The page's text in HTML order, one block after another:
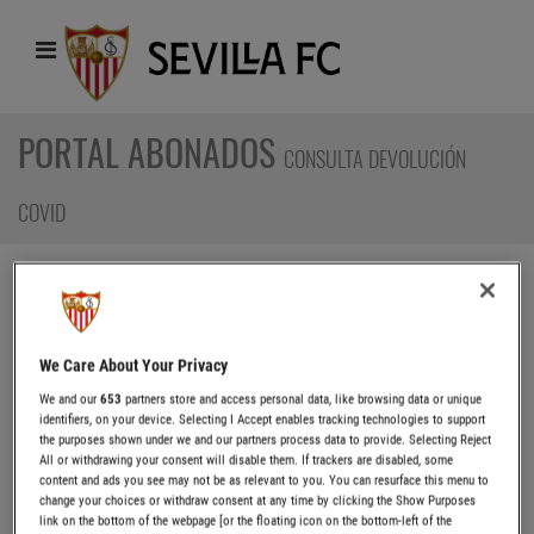
PORTAL ABONADOS CONSULTA DEVOLUCIÓN
COVID
Portal abonados Consulta devolución
DEVOLUCIONES PARTIDOS CON AFORO
REDUCIDO TEMPORADA 2021/22
Desde este apartado puede usted consultar y realizar las
gestiones pertinentes a las devoluciones que le corresponden
con motivo de los partidos con aforo reducido no disfrutados.
We Care About Your Privacy
We and our653 partners store and access personal data, like browsing data or unique
identifiers, on your device. Selecting I Accept enables tracking technologies to support
the purposes shown under we and our partners process data to provide. Selecting Reject
All or withdrawing your consent will disable them. If trackers are disabled, some
content and ads you see may not be as relevant to you. You can resurface this menu to
change your choices or withdraw consent at any time by clicking the Show Purposes
link on the bottom of the webpage [or the floating icon on the bottom-left of the